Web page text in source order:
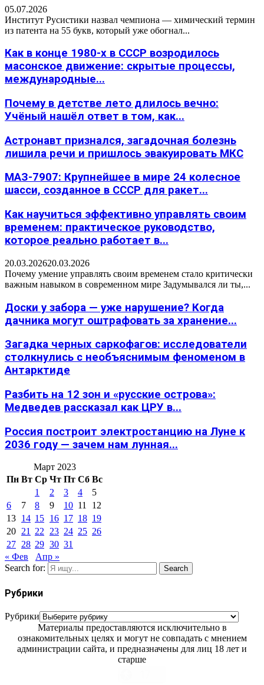
05.07.2026
Институт Русистики назвал чемпиона — химический термин
из патента на 55 букв, который уже обогнал...
Как в конце 1980-х в СССР возродилось
масонское движение: скрытые процессы,
международные...
Почему в детстве лето длилось вечно:
Учёный нашёл ответ в том, как...
Астронавт признался, загадочная болезнь
лишила речи и пришлось эвакуировать МКС
МАЗ-7907: Крупнейшее в мире 24 колесное
шасси, созданное в СССР для ракет...
Как научиться эффективно управлять своим
временем: практическое руководство,
которое реально работает в...
20.03.202620.03.2026
Почему умение управлять своим временем стало критически
важным навыком в современном мире Задумывался ли ты,...
Доски у забора — уже нарушение? Когда
дачника могут оштрафовать за хранение...
Загадка черных саркофагов: исследователи
столкнулись с необъяснимым феноменом в
Антарктиде
Разбить на 12 зон и «русские острова»:
Медведев рассказал как ЦРУ в...
Россия построит электростанцию на Луне к
2036 году — зачем нам лунная...
Март 2023
Пн Вт Ср Чт Пт Сб Вс
1
2 3 4
5
6
7 8 9 10 11
12
13 14 15 16 17 18 19
20 21 22 23 24 25 26
27 28 29 30 31
« Фев
Апр »
Search for:
Search
Рубрики
Рубрики
Материалы предоставляются исключительно в
ознакомительных целях и могут не совпадать с мнением
администрации сайта, и предназначены для лиц 18 лет и
старше